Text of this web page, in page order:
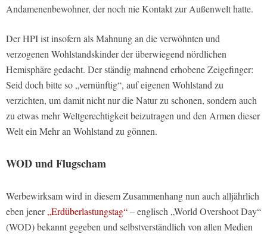
Andamenenbewohner, der noch nie Kontakt zur Außenwelt hatte.
Der HPI ist insofern als Mahnung an die verwöhnten und
verzogenen Wohlstandskinder der überwiegend nördlichen
Hemisphäre gedacht. Der ständig mahnend erhobene Zeigefinger:
Seid doch bitte so „vernünftig“, auf eigenen Wohlstand zu
verzichten, um damit nicht nur die Natur zu schonen, sondern auch
zu etwas mehr Weltgerechtigkeit beizutragen und den Armen dieser
Welt ein Mehr an Wohlstand zu gönnen.
WOD und Flugscham
Werbewirksam wird in diesem Zusammenhang nun auch alljährlich
eben jener„Erdüberlastungstag“– englisch „World Overshoot Day“
(WOD) bekannt gegeben und selbstverständlich von allen Medien